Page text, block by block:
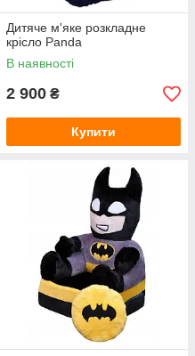
Дитяче м'яке розкладне
крісло Panda
В наявності
2 900 ₴
Купити